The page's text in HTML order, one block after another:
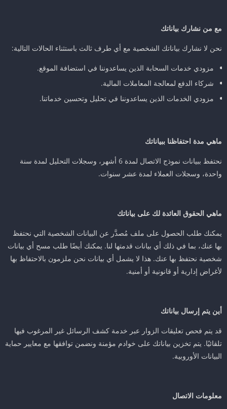
مع من نشارك بياناتك
نحن لا نشارك بياناتك الشخصية مع أي طرف ثالث باستثناء الحالات التالية:
مزودي خدمات السحابة الذين يساعدوننا في استضافة الموقع.
شركاء الدفع لمعالجة المعاملات المالية.
مزودي الخدمات الذين يساعدوننا في تحليل وتحسين خدماتنا.
ماهي مدة احتفاظنا ببياناتك
نحتفظ ببيانات نموذج الاتصال لمدة 6 أشهر، وسجلات التحليل لمدة سنة
واحدة، وسجلات العملاء لمدة عشر سنوات.
ماهي الحقوق العائدة لك على بياناتك
يمكنك طلب الحصول على ملف مُصدَّر عن البيانات الشخصية التي نحتفظ
بها عنك، بما في ذلك أي بيانات قدمتها لنا. يمكنك أيضًا طلب مسح أي بيانات
شخصية نحتفظ بها عنك. هذا لا يشمل أي بيانات نحن ملزمون بالاحتفاظ بها
لأغراض إدارية أو قانونية أو أمنية.
أين يتم إرسال بياناتك
قد يتم فحص تعليقات الزوار عبر خدمة كشف الرسائل غير المرغوب فيها
تلقائيًا. يتم تخزين بياناتك على خوادم مؤمنة ونضمن توافقها مع معايير حماية
البيانات الأوروبية.
معلومات الاتصال